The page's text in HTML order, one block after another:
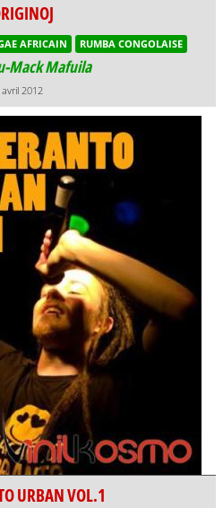
AFRICAIN RUMBA CONGOLAISE
Mack Mafuila
avril 2012
URBAN VOL.1